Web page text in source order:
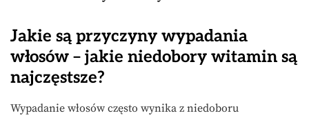
Jakie są przyczyny wypadania
włosów – jakie niedobory witamin są
najczęstsze?
Wypadanie włosów często wynika z niedoboru